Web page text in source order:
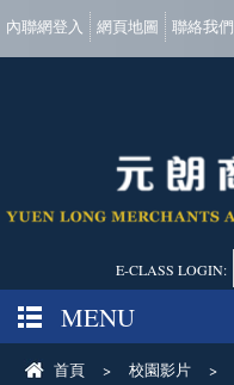
內聯網登入 網頁地圖 聯絡我們
E-CLASS LOGIN:
MENU
首頁 > 校園影片
>